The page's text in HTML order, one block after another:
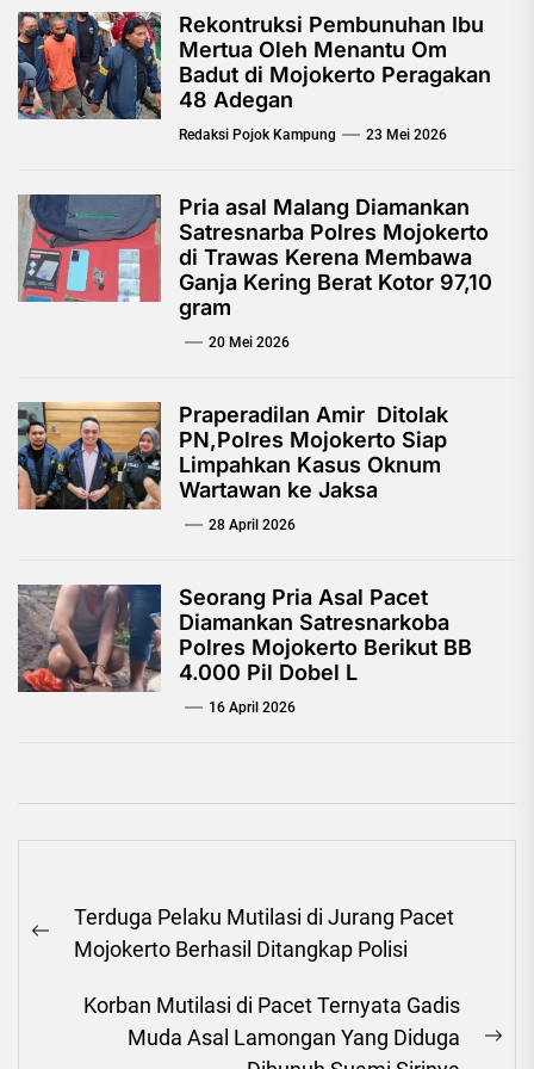
Rekontruksi Pembunuhan Ibu
Mertua Oleh Menantu Om
Badut di Mojokerto Peragakan
48 Adegan
Redaksi Pojok Kampung 23 Mei 2026
Pria asal Malang Diamankan
Satresnarba Polres Mojokerto
di Trawas Kerena Membawa
Ganja Kering Berat Kotor 97,10
gram
20 Mei 2026
Praperadilan Amir Ditolak
PN,Polres Mojokerto Siap
Limpahkan Kasus Oknum
Wartawan ke Jaksa
28 April 2026
Seorang Pria Asal Pacet
Diamankan Satresnarkoba
Polres Mojokerto Berikut BB
4.000 Pil Dobel L
16 April 2026
pos
Previous
Terduga Pelaku Mutilasi di Jurang Pacet
Mojokerto Berhasil Ditangkap Polisi
Korban Mutilasi di Pacet Ternyata Gadis
Muda Asal Lamongan Yang Diduga